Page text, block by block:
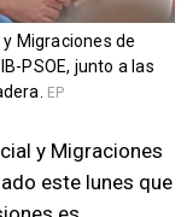
Migraciones de
PSOE, junto a las
EP
y Migraciones
este lunes que